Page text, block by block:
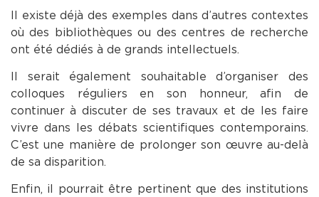
Il existe déjà des exemples dans d’autres contextes
où des bibliothèques ou des centres de recherche
ont été dédiés à de grands intellectuels.
Il serait également souhaitable d’organiser des
colloques réguliers en son honneur, afin de
continuer à discuter de ses travaux et de les faire
vivre dans les débats scientifiques contemporains.
C’est une manière de prolonger son œuvre au-delà
de sa disparition.
Enfin, il pourrait être pertinent que des institutions